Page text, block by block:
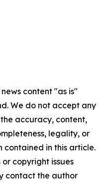
content "as is"
We do not accept any
accuracy, content,
legality, or
in this article.
copyright issues
contact the author